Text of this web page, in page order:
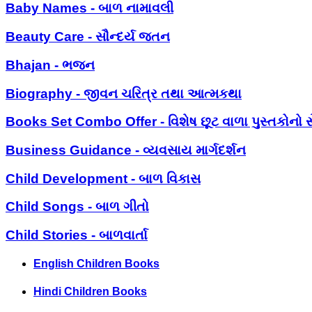
Baby Names - બાળ નામાવલી
Beauty Care - સૌન્દર્ય જતન
Bhajan - ભજન
Biography - જીવન ચરિત્ર તથા આત્મકથા
Books Set Combo Offer - વિશેષ છૂટ વાળા પુસ્તકોનો
Business Guidance - વ્યવસાય માર્ગદર્શન
Child Development - બાળ વિકાસ
Child Songs - બાળ ગીતો
Child Stories - બાળવાર્તા
English Children Books
Hindi Children Books